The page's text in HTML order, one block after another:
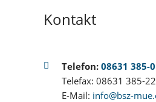
Kontakt
Telefon: 08631 385-0
Telefax: 08631 385-
E-Mail: info@bsz-